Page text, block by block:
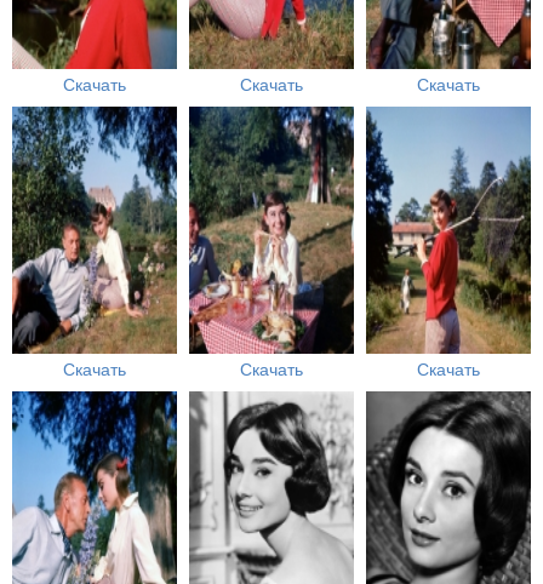
Скачать Скачать Скачать
Скачать Скачать Скачать